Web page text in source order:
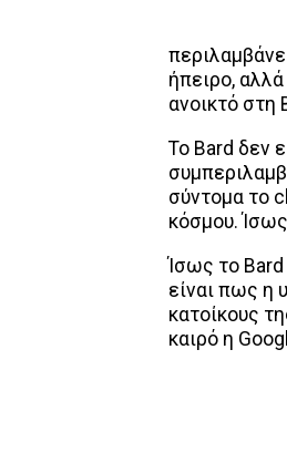
ήπειρο,
ανοικτό στη
Το Bard δεν
σύντομα το
κόσμου.
Ίσως το
είναι πως η
κατοίκους
καιρό η